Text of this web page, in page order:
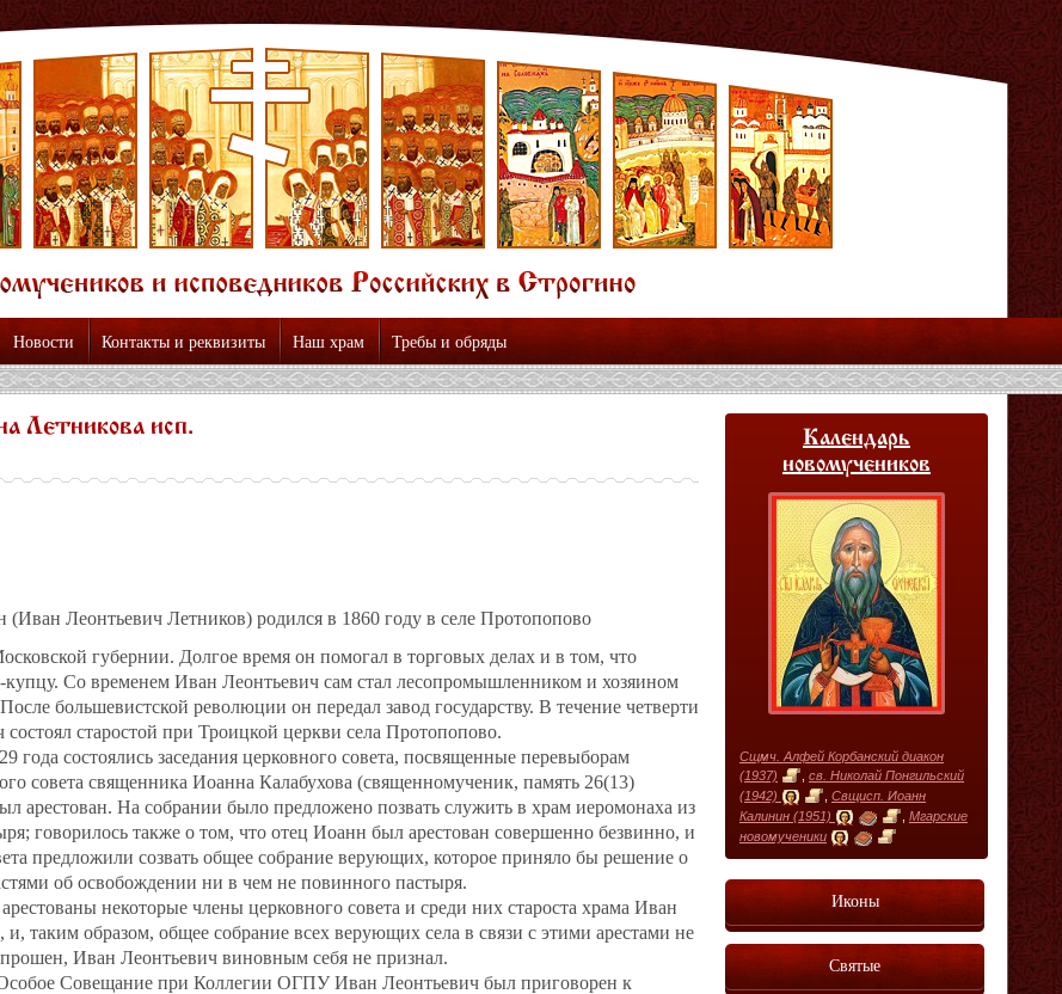
Новости Контакты и реквизиты Наш храм Требы и обряды
Летникова исп.
(Иван Леонтьевич Летников) родился в 1860 году в селе Протопопово
губернии. Долгое время он помогал в торговых делах и в том, что
купцу. Со временем Иван Леонтьевич сам стал лесопромышленником и хозяином
большевистской революции он передал завод государству. В течение четверти
старостой при Троицкой церкви села Протопопово.
года состоялись заседания церковного совета, посвященные перевыборам
совета священника Иоанна Калабухова (священномученик, память 26(13)
арестован. На собрании было предложено позвать служить в храм иеромонаха из
говорилось также о том, что отец Иоанн был арестован совершенно безвинно, и
предложили созвать общее собрание верующих, которое приняло бы решение о
об освобождении ни в чем не повинного пастыря.
некоторые члены церковного совета и среди них староста храма Иван
таким образом, общее собрание всех верующих села в связи с этими арестами не
Иван Леонтьевич виновным себя не признал.
Особое Совещание при Коллегии ОГПУ Иван Леонтьевич был приговорен к
Календарь
новомучеников
Сщмч. Алфей Корбанский диакон
(1937)
св. Николай Понгильский
(1942)
Свщисп. Иоанн
Калинин (1951)
Мгарские
новомученики
Иконы
Святые